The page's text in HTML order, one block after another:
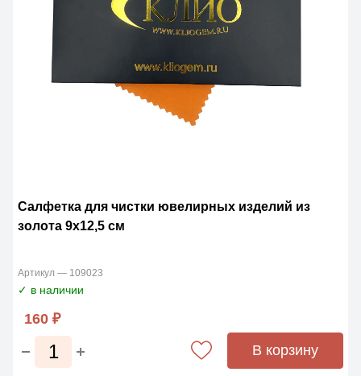
Cалфетка для чистки ювелирных изделий из
золота 9х12,5 см
Артикул — 109023
✓ в наличии
160 ₽
В корзину